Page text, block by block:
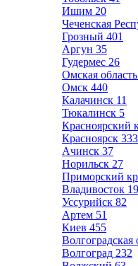
Ишим 20
Чеченская
Грозный 401
Аргун 35
Гудермес 26
Омская область
Омск 440
Калачинск 11
Тюкалинск 5
Красноярский
Красноярск 333
Ачинск 37
Норильск 27
Приморский
Владивосток
Уссурийск 82
Артем 51
Киев 455
Волгоградская
Волгоград 232